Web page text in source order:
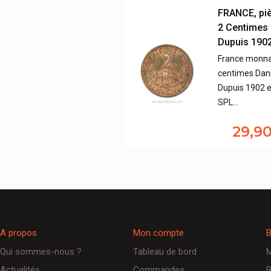
FRANCE,
2 Centimes
Dupuis
France
centimes
Dupuis 1902
SPL…
A propos
Qui sommes-nous ?
Mon compte
Tableau de bord